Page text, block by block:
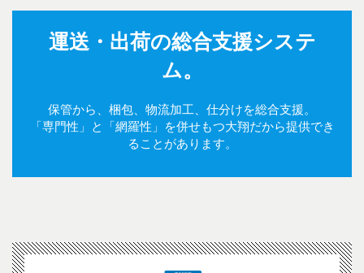
運送・出荷の総合支援システ
ム。
保管から、梱包、物流加工、仕分けを総合支援。
「専門性」と「網羅性」を併せもつ大翔だから提供でき
ることがあります。